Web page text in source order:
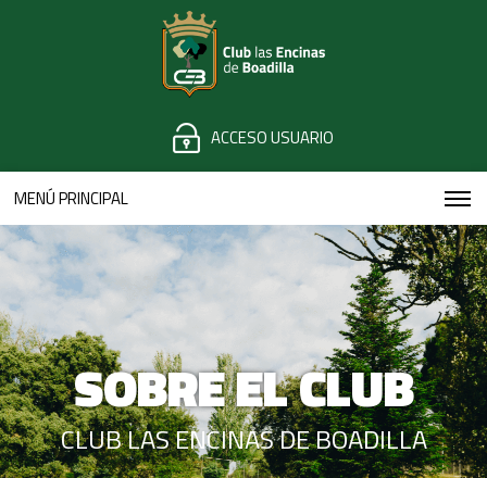
ACCESO USUARIO
MENÚ PRINCIPAL
SOBRE EL CLUB
CLUB LAS ENCINAS DE BOADILLA